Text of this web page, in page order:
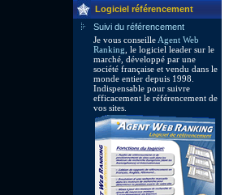
Logiciel référencement
Suivi du référencement
Je vous conseille Agent Web
Ranking , le logiciel leader sur le
marché, développé par une
société française et vendu dans le
monde entier depuis 1998.
Indispensable pour suivre
efficacement le référencement de
vos sites.